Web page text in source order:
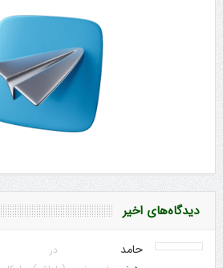
دیدگاه‌های اخیر
حامد در 02